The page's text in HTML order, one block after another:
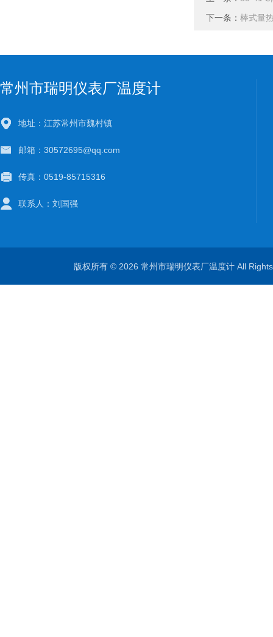
下一条： 棒式量
常州市瑞明仪表厂温度计
地址：江苏常州市魏村镇
邮箱：30572695@qq.com
传真：0519-85715316
联系人：刘国强
版权所有 © 2026 常州市瑞明仪表厂温度计 All